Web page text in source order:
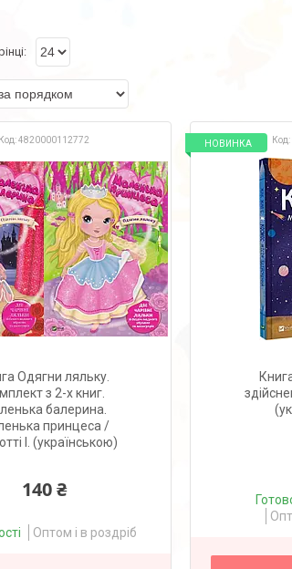
4820000112772
Одягни ляльку.
з 2-х книг.
балерина.
принцеса /
І. (українською)
140 ₴
Оптом і в роздріб
НОВИНКА